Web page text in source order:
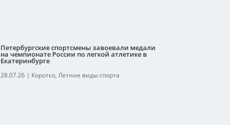
Петербургские спортсмены завоевали медали
на чемпионате России по легкой атлетике в
Екатеринбурге
28.07.26| Коротко, Летние виды спорта